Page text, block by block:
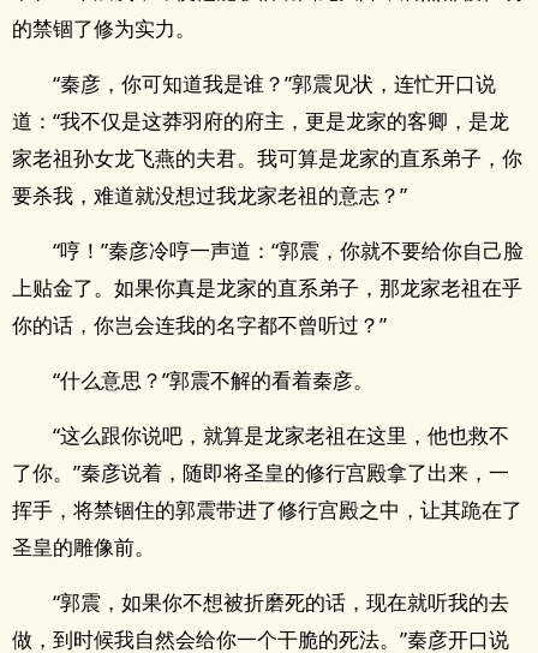
的禁锢了修为实力。
“秦彦，你可知道我是谁？”郭震见状，连忙开口说
道：“我不仅是这莽羽府的府主，更是龙家的客卿，是龙
家老祖孙女龙飞燕的夫君。我可算是龙家的直系弟子，你
要杀我，难道就没想过我龙家老祖的意志？”
“哼！”秦彦冷哼一声道：“郭震，你就不要给你自己脸
上贴金了。如果你真是龙家的直系弟子，那龙家老祖在乎
你的话，你岂会连我的名字都不曾听过？”
“什么意思？”郭震不解的看着秦彦。
“这么跟你说吧，就算是龙家老祖在这里，他也救不
了你。”秦彦说着，随即将圣皇的修行宫殿拿了出来，一
挥手，将禁锢住的郭震带进了修行宫殿之中，让其跪在了
圣皇的雕像前。
“郭震，如果你不想被折磨死的话，现在就听我的去
做，到时候我自然会给你一个干脆的死法。”秦彦开口说